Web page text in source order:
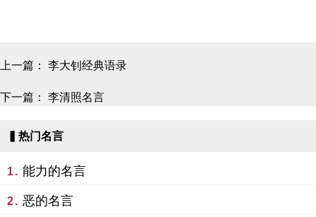
上一篇： 李大钊经典语录
下一篇： 李清照名言
▍热门名言
1. 能力的名言
2. 恶的名言